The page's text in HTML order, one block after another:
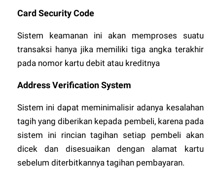
Card Security Code
Sistem keamanan ini akan memproses suatu
transaksi hanya jika memiliki tiga angka terakhir
pada nomor kartu debit atau kreditnya
Address Verification System
Sistem ini dapat meminimalisir adanya kesalahan
tagih yang diberikan kepada pembeli, karena pada
sistem ini rincian tagihan setiap pembeli akan
dicek dan disesuaikan dengan alamat kartu
sebelum diterbitkannya tagihan pembayaran.